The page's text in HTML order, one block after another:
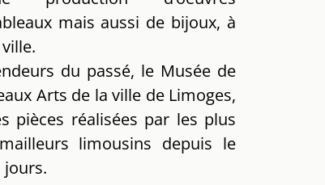
mais aussi de bijoux, à
du passé, le Musée de
Arts de la ville de Limoges,
pièces réalisées par les plus
limousins depuis le
jours.